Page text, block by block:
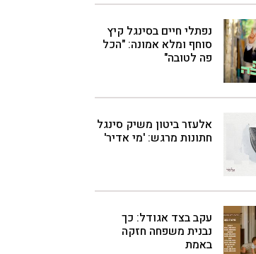
נפתלי חיים בסינגל קיץ
סוחף ומלא אמונה: "הכל
פה לטובה"
אלעזר ביטון משיק סינגל
חתונות מרגש: 'מי אדיר'
עקב בצד אגודל: כך
נבנית משפחה חזקה
באמת